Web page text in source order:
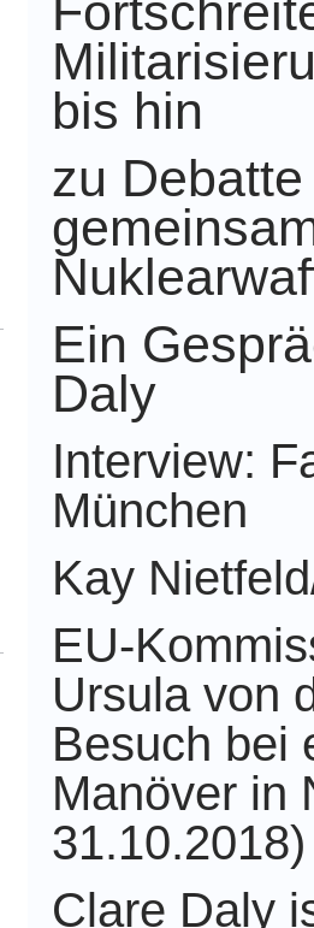
bis hin
zu
Ein
Daly
Interview:
München
Kay
EU-
Ursula von
Besuch bei
Manöver in
31.10.2018)
Clare Daly